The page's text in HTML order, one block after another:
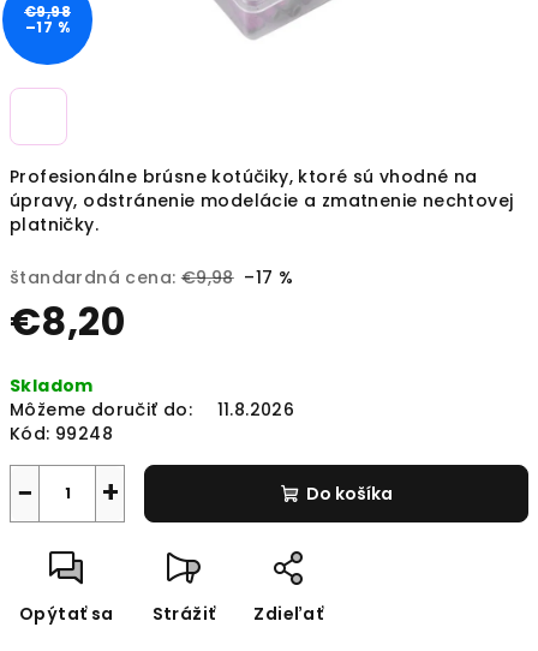
Profesionálne brúsne kotúčiky, ktoré sú vhodné na
úpravy, odstránenie modelácie a zmatnenie nechtovej
platničky.
štandardná cena: €9,98 –17 %
€8,20
cena:
Skladom
Môžeme doručiť do:
11.8.2026
Kód: 99248
+
− Do košíka
Opýtať sa Strážiť Zdieľať
€9,98
–17 %